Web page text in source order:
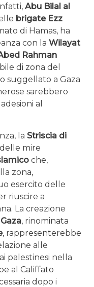
Abu Bilal al
brigate Ezz
di Hamas, ha
con la Wilayat
Rahman
di zona del
suggellato a Gaza
sarebbero
al
la Striscia di
mire
che,
zona,
esercito delle
riuscire a
La creazione
, rinominata
, rappresenterebbe
alle
palestinesi nella
al Califfato
dopo i